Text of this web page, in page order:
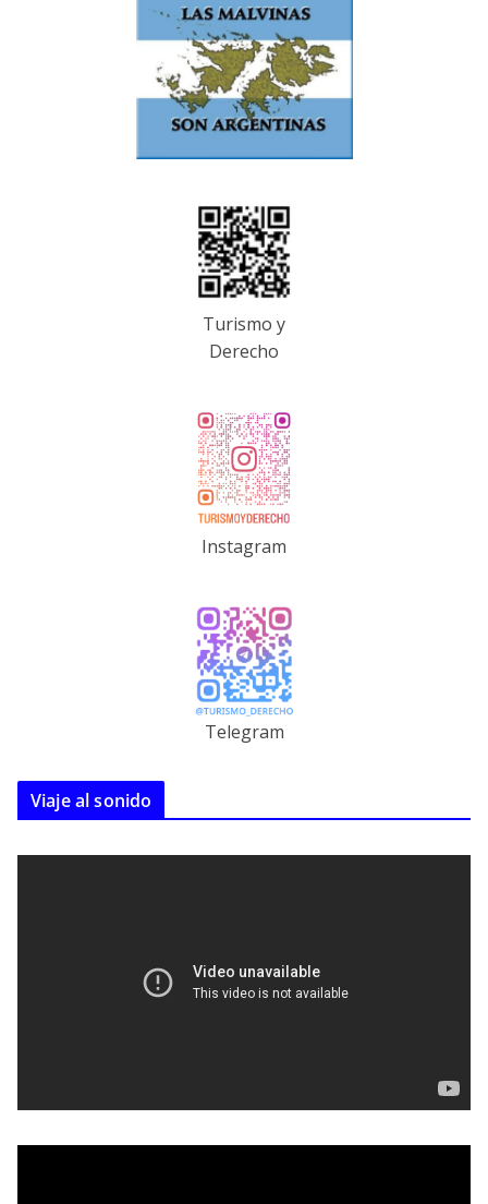
Turismo y
Derecho
Instagram
Telegram
Viaje al sonido